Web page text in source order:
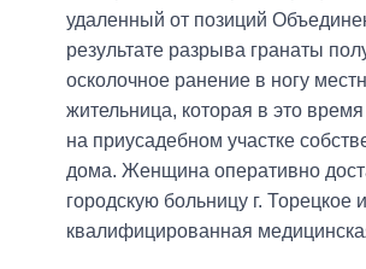
удаленный от позиций
результате разрыва гранаты
осколочное ранение в ногу
жительница, которая в это
на приусадебном участке
дома. Женщина оперативно
городскую больницу г. Торецкое
квалифицированная